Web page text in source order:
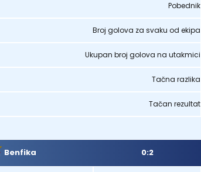
Pobednik
Broj golova za svaku od ekipa
Ukupan broj golova na utakmici
Tačna razlika
Tačan rezultat
Benfika 0:2